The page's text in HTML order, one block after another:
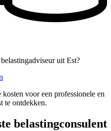
uit Est?
voor een professionele en
te ontdekken.
belastingconsulent